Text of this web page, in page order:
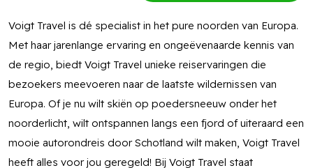
Voigt Travel is dé specialist in het pure noorden van Europa.
Met haar jarenlange ervaring en ongeëvenaarde kennis van
de regio, biedt Voigt Travel unieke reiservaringen die
bezoekers meevoeren naar de laatste wildernissen van
Europa. Of je nu wilt skiën op poedersneeuw onder het
noorderlicht, wilt ontspannen langs een fjord of uiteraard een
mooie autorondreis door Schotland wilt maken, Voigt Travel
heeft alles voor jou geregeld! Bij Voigt Travel staat